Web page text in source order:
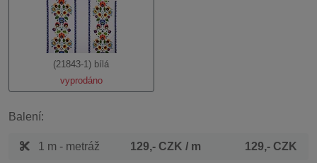
(21843-1) bílá
vyprodáno
Balení:
1 m - metráž 129,- CZK / m 129,- CZK